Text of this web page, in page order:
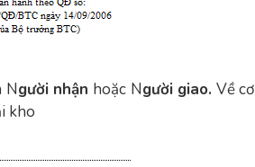
Người nhận hoặc Người giao. Về cơ
kho